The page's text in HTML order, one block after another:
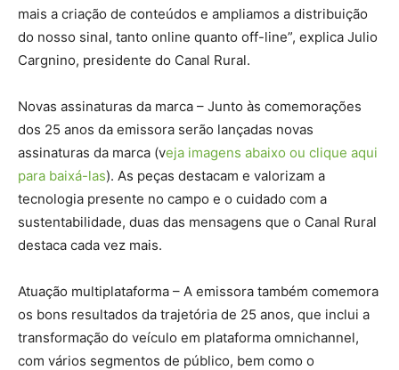
mais a criação de conteúdos e ampliamos a distribuição
do nosso sinal, tanto online quanto off-line”, explica Julio
Cargnino, presidente do Canal Rural.
Novas assinaturas da marca – Junto às comemorações
dos 25 anos da emissora serão lançadas novas
assinaturas da marca (veja imagens abaixo ou clique aqui
para baixá-las). As peças destacam e valorizam a
tecnologia presente no campo e o cuidado com a
sustentabilidade, duas das mensagens que o Canal Rural
destaca cada vez mais.
Atuação multiplataforma – A emissora também comemora
os bons resultados da trajetória de 25 anos, que inclui a
transformação do veículo em plataforma omnichannel,
com vários segmentos de público, bem como o